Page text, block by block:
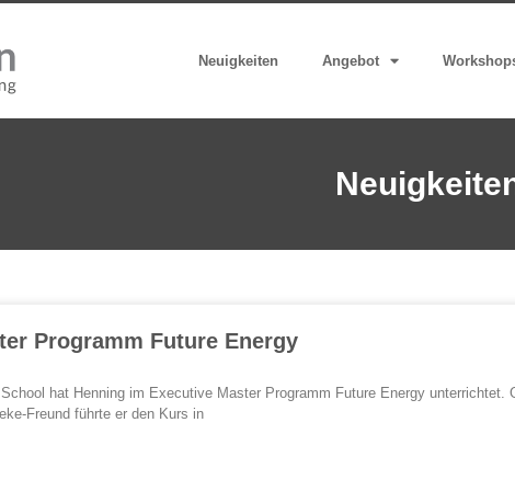
Neuigkeiten Angebot
Programm Future Energy
hat Henning im Executive Master Programm Future Energy unterrichtet.
Freund führte er den Kurs in